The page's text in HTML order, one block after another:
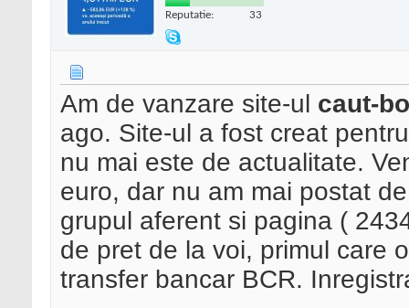
Reputatie: 33
Am de vanzare site-ul caut-
ago. Site-ul a fost creat
nu mai este de actualitate.
euro, dar nu am mai postat
grupul aferent si pagina (
de pret de la voi, primul care
transfer bancar BCR.